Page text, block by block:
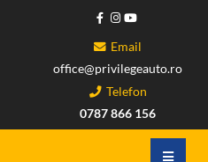
Email
office@privilegeauto.ro
Telefon
0787 866 156